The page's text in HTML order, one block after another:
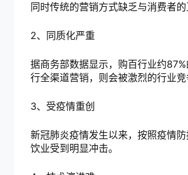
同时传统的营销方式缺乏与消费者的
2、同质化严重
据商务部数据显示，购百行业约
行全渠道营销，则会被激烈的行业竞
3、受疫情重创
新冠肺炎疫情发生以来，按照疫情
饮业受到明显冲击。